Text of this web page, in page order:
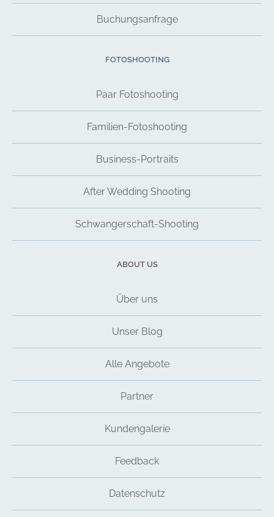
Buchungsanfrage
FOTOSHOOTING
Paar Fotoshooting
Familien-Fotoshooting
Business-Portraits
After Wedding Shooting
Schwangerschaft-Shooting
ABOUT US
Über uns
Unser Blog
Alle Angebote
Partner
Kundengalerie
Feedback
Datenschutz